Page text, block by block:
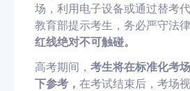
场，利用电子设备或通过替考
教育部提示考生，务必严守法律
红线绝对不可触碰。
高考期间， 考生将在标准化考
下参考， 在考试结束后，考场